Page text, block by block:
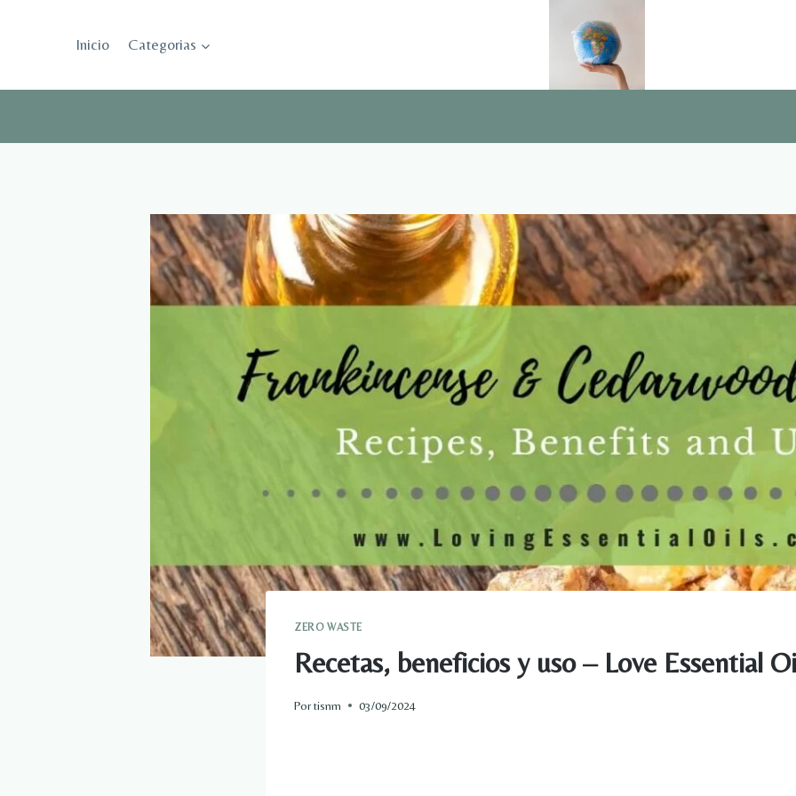
Inicio Categorias
ZERO WASTE
Recetas, beneficios y uso – Love Essential
Portisnm 03/09/2024